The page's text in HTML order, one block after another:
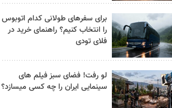
برای سفرهای طولانی کدام اتوبوس
را انتخاب کنیم؟ راهنمای خرید در
فلای تودی
لو رفت! فضای سبز فیلم های
سینمایی ایران را چه کسی میسازد؟